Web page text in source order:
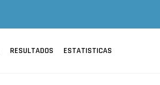
RESULTADOS ESTATISTICAS